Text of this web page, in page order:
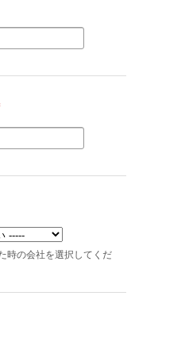
時の会社を選択してくだ